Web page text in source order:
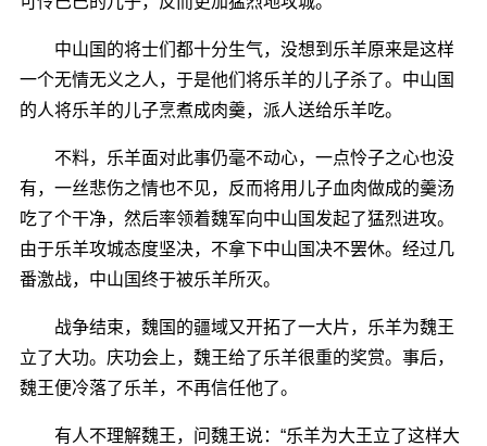
中山国的将士们都十分生气，没想到乐羊原来是这样
一个无情无义之人，于是他们将乐羊的儿子杀了。中山国
的人将乐羊的儿子烹煮成肉羹，派人送给乐羊吃。
不料，乐羊面对此事仍毫不动心，一点怜子之心也没
有，一丝悲伤之情也不见，反而将用儿子血肉做成的羹汤
吃了个干净，然后率领着魏军向中山国发起了猛烈进攻。
由于乐羊攻城态度坚决，不拿下中山国决不罢休。经过几
番激战，中山国终于被乐羊所灭。
战争结束，魏国的疆域又开拓了一大片，乐羊为魏王
立了大功。庆功会上，魏王给了乐羊很重的奖赏。事后，
魏王便冷落了乐羊，不再信任他了。
有人不理解魏王，问魏王说：“乐羊为大王立了这样大